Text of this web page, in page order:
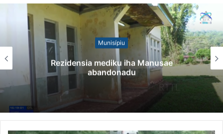
Munisípiu
Rezidensia mediku iha Manusae
abandonadu